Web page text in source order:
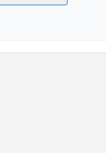
ilişkinAydınlatma Metni